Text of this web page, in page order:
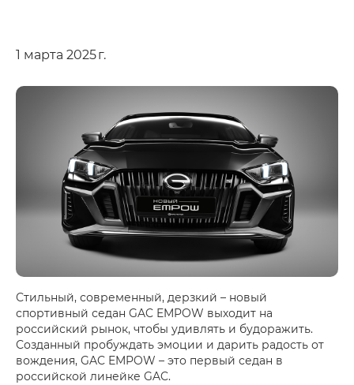
1 марта 2025 г.
Стильный, современный, дерзкий – новый
спортивный седан GAC EMPOW выходит на
российский рынок, чтобы удивлять и будоражить.
Созданный пробуждать эмоции и дарить радость от
вождения, GAC EMPOW – это первый седан в
российской линейке GAC.